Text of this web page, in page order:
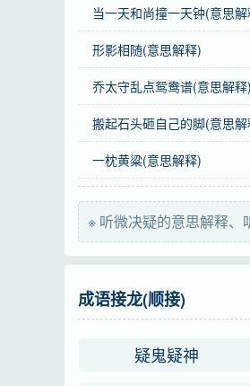
tīng
听
wēi
当一天和尚撞一天钟(意思解
形影相随(意思解释)
乔太守乱点鸳鸯谱(意思解释)
搬起石头砸自己的脚(意思解
一枕黄粱(意思解释)
※ 听微决疑的意思解释、
成语接龙(顺接)
疑鬼疑神